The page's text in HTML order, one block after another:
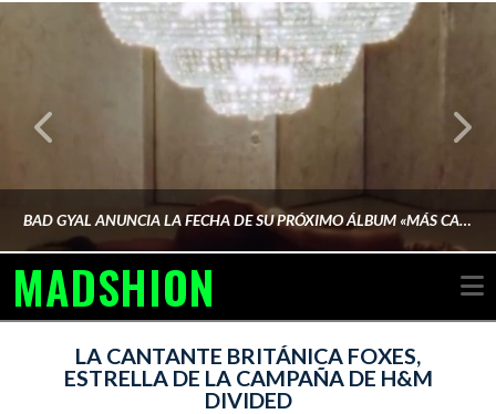
BAD GYAL ANUNCIA LA FECHA DE SU PRÓXIMO ÁLBUM «MÁS CARA»
MADSHION
LA CANTANTE BRITÁNICA FOXES,
ESTRELLA DE LA CAMPAÑA DE H&M
DIVIDED